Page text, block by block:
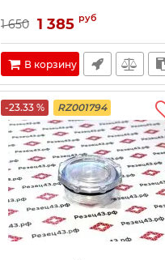
1 650 1 385 руб
В корзину
-23.33 % RZ001794